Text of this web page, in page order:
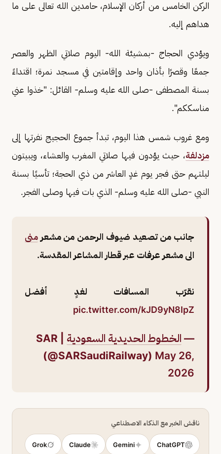
الركن الخامس من أركان الإسلام، حامدين الله تعالى على ما
هداهم إليه.
ويؤدي الحجاج -بمشيئة الله- اليوم صلاتي الظهر والعصر
جمعًا وقصرًا بأذان واحد وإقامتين في مسجد نمرة؛ اقتداءً
بسنة المصطفى -صلى الله عليه وسلم- القائل: "خذوا عني
مناسككم".
ومع غروب شمس هذا اليوم، تبدأ جموع الحجيج نفرتها إلى
مزدلفة، حيث يؤدون فيها صلاتي المغرب والعشاء، ويبيتون
ليلتهم حتى فجر يوم غدٍ العاشر من ذي الحجة؛ تأسيًا بسنة
النبي -صلى الله عليه وسلم- الذي بات فيها وصلى الفجر.
جانب من تصعيد ضيوف الرحمن من مشعر منى
الى مشعر عرفات عبر قطار المشاعر المقدسة.
نقرّب المسافات لغدٍ أفضل
pic.twitter.com/kJD9yN8IpZ
— الخطوط الحديدية السعودية
| SAR
(@SARSaudiRailway) May 26,
2026
ناقش الخبر مع الذكاء الاصطناعي
ChatGPT
Gemini
Claude
Grok